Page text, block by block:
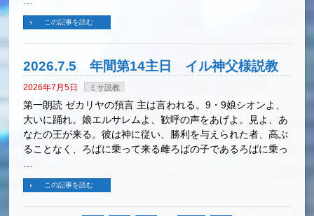
この記事を読む
2026.7.5 年間第14主日 イル神父様説教
2026年7月5日 ミサ説教
第一朗読 ゼカリヤの預言 主は言われる。9・9娘シオンよ、
大いに踊れ。娘エルサレムよ、歓呼の声をあげよ。見よ、あ
なたの王が来る。彼は神に従い、勝利を与えられた者、高ぶ
ることなく、ろばに乗って来る雌ろばの子であるろばに乗っ
この記事を読む